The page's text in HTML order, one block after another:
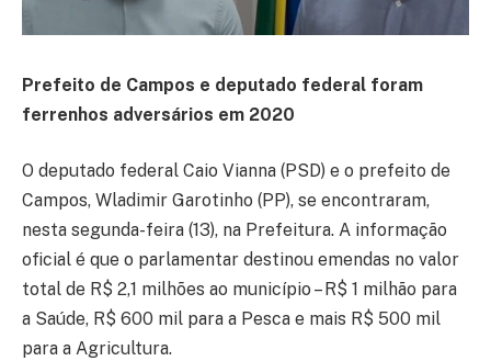
Prefeito de Campos e deputado federal foram
ferrenhos adversários em 2020
O deputado federal Caio Vianna (PSD) e o prefeito de
Campos, Wladimir Garotinho (PP), se encontraram,
nesta segunda-feira (13), na Prefeitura. A informação
oficial é que o parlamentar destinou emendas no valor
total de R$ 2,1 milhões ao município – R$ 1 milhão para
a Saúde, R$ 600 mil para a Pesca e mais R$ 500 mil
para a Agricultura.